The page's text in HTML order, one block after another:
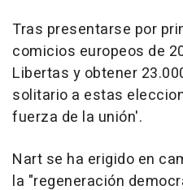
Tras presentarse por
comicios europeos de
Libertas y obtener
solitario a estas
fuerza de la unión'.
Nart se ha erigido en
la "regeneración